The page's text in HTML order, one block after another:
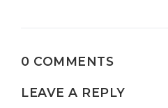
0 COMMENTS
LEAVE A REPLY